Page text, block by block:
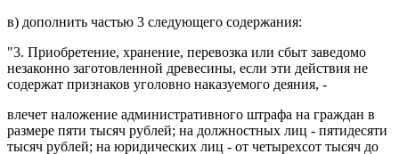
в) дополнить частью 3 следующего содержания:
"3. Приобретение, хранение, перевозка или сбыт заведомо
незаконно заготовленной древесины, если эти действия не
содержат признаков уголовно наказуемого деяния, -
влечет наложение административного штрафа на граждан в
размере пяти тысяч рублей; на должностных лиц - пятидесяти
тысяч рублей; на юридических лиц - от четырехсот тысяч до